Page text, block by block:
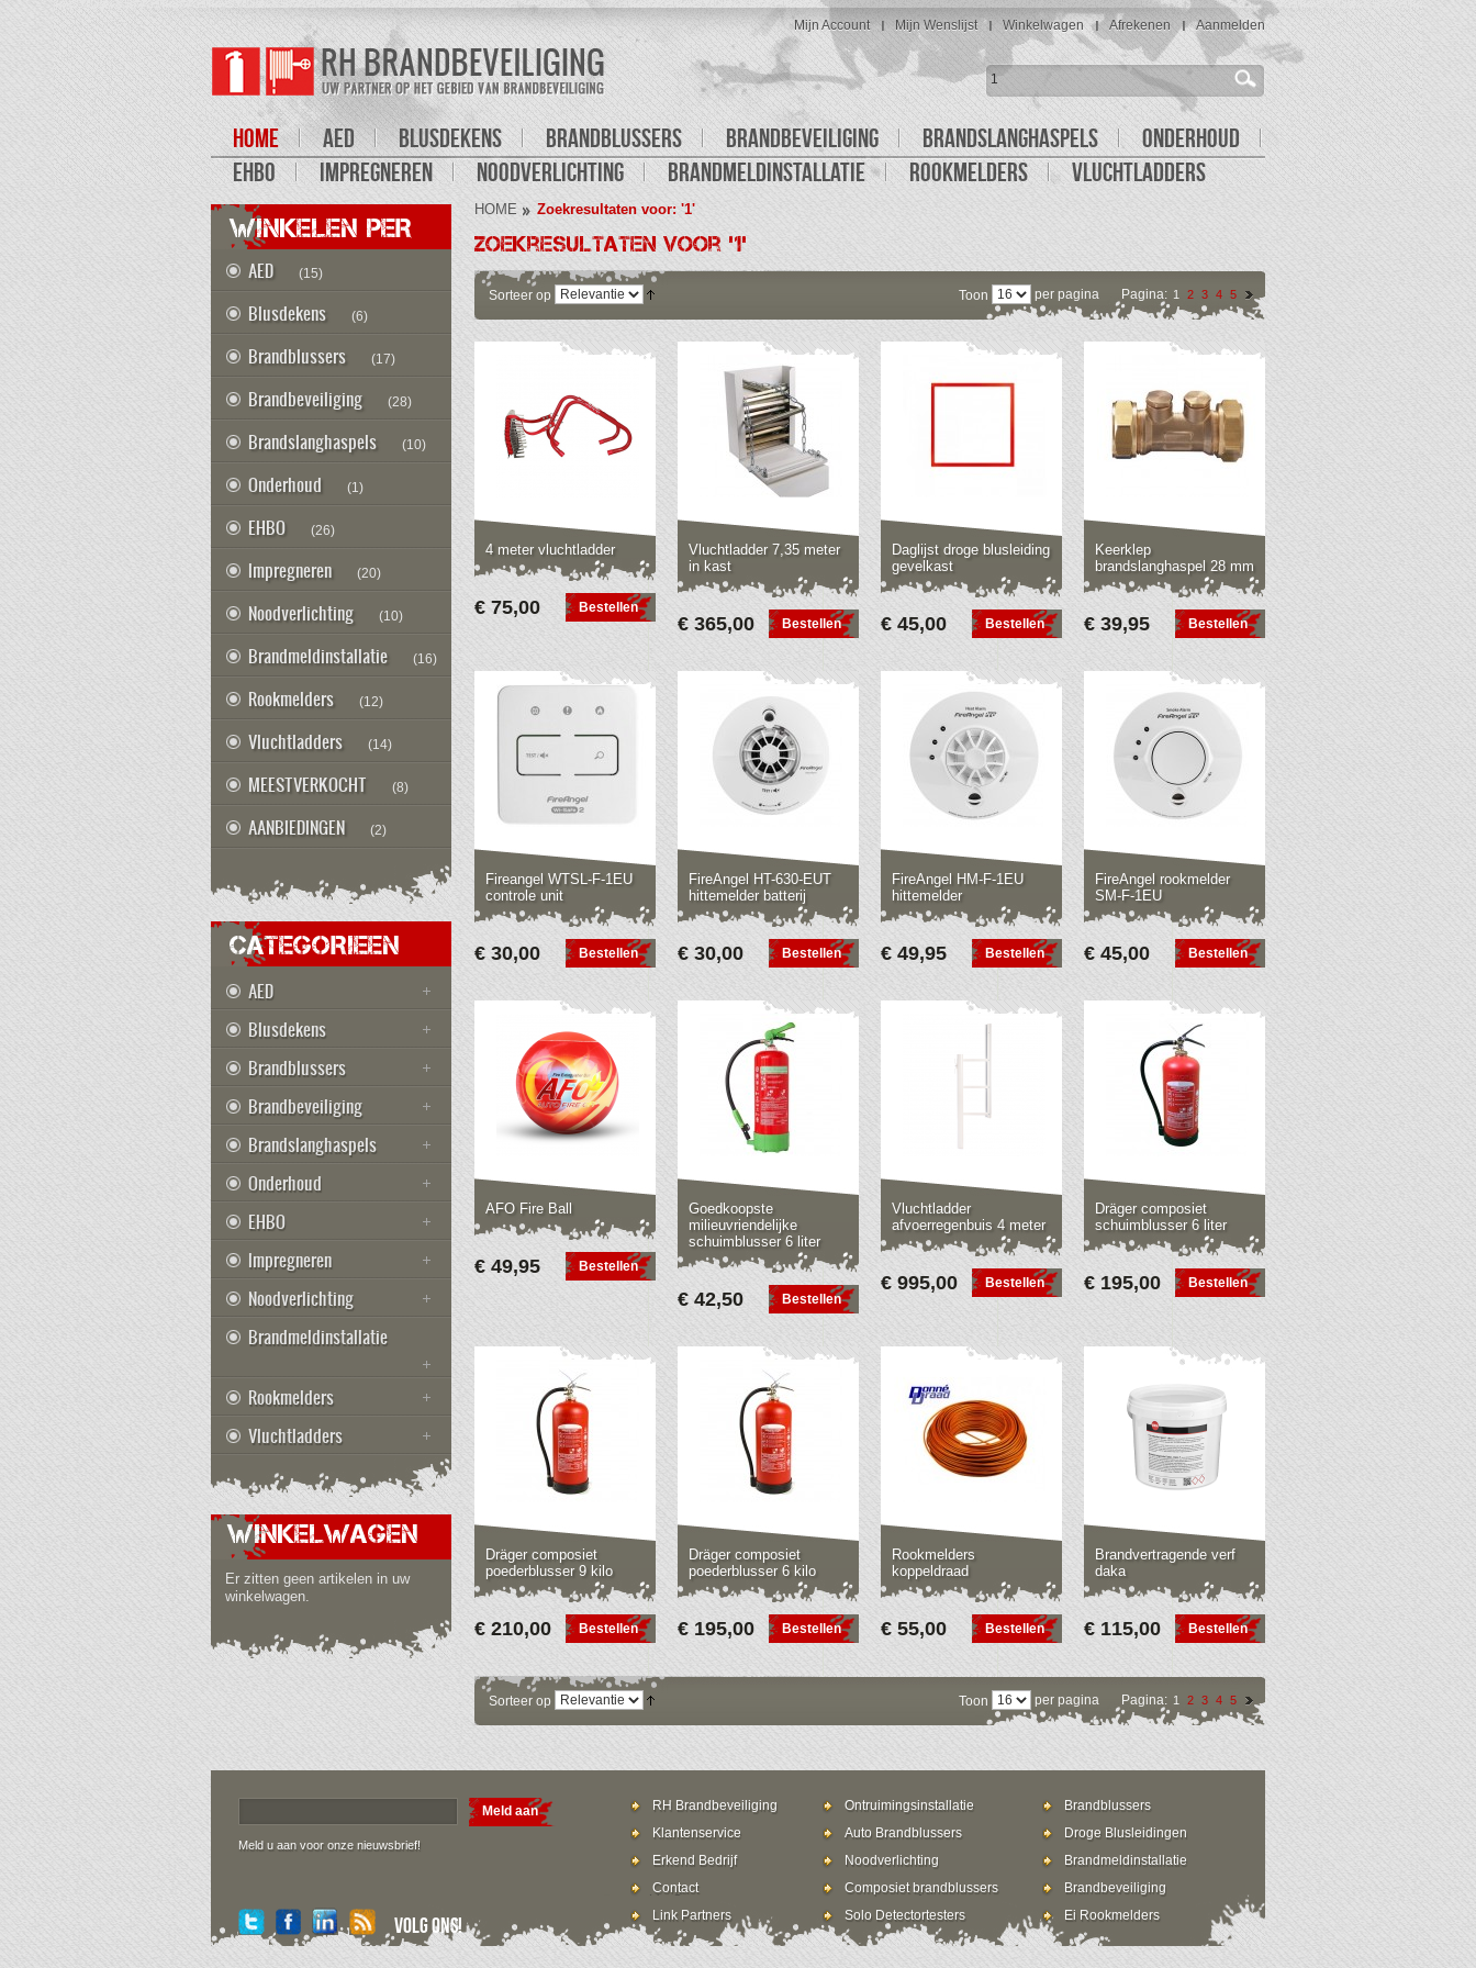
Mijn Account Mijn Wenslijst Winkelwagen Afrekenen Aanmelden
HOME AED BLUSDEKENS BRANDBLUSSERS BRANDBEVEILIGING BRANDSLANGHASPELS
ONDERHOUD
EHBO
IMPREGNEREN NOODVERLICHTING BRANDMELDINSTALLATIE ROOKMELDERS VLUCHTLADDERS
HOME Zoekresultaten voor: '1'
Zoekresultaten voor '1'
Pagina: 1 2 3 4 5
Toon per pagina
Sorteer op
4 meter vluchtladder
€ 75,00 Bestellen
Vluchtladder 7,35 meter
in kast
€ 365,00 Bestellen
Daglijst droge blusleiding
gevelkast
€ 45,00 Bestellen
Keerklep
brandslanghaspel 28 mm
€ 39,95 Bestellen
Fireangel WTSL-F-1EU
controle unit
€ 30,00 Bestellen
FireAngel HT-630-EUT
hittemelder batterij
€ 30,00 Bestellen
FireAngel HM-F-1EU
hittemelder
€ 49,95 Bestellen
FireAngel rookmelder
SM-F-1EU
€ 45,00 Bestellen
AFO Fire Ball
€ 49,95 Bestellen
Goedkoopste
milieuvriendelijke
schuimblusser 6 liter
€ 42,50 Bestellen
Vluchtladder
afvoerregenbuis 4 meter
€ 995,00 Bestellen
Dräger composiet
schuimblusser 6 liter
€ 195,00 Bestellen
Dräger composiet
poederblusser 9 kilo
€ 210,00 Bestellen
Dräger composiet
poederblusser 6 kilo
€ 195,00 Bestellen
Rookmelders
koppeldraad
€ 55,00 Bestellen
Brandvertragende verf
daka
€ 115,00 Bestellen
Pagina: 1 2 3 4 5
Toon per pagina
Sorteer op
WINKELEN PER
AED (15)
Blusdekens (6)
Brandblussers (17)
Brandbeveiliging (28)
Brandslanghaspels (10)
Onderhoud (1)
EHBO (26)
Impregneren (20)
Noodverlichting (10)
Brandmeldinstallatie (16)
Rookmelders (12)
Vluchtladders (14)
MEESTVERKOCHT (8)
AANBIEDINGEN (2)
CATEGORIEEN
AED
Blusdekens
Brandblussers
Brandbeveiliging
Brandslanghaspels
Onderhoud
EHBO
Impregneren
Noodverlichting
Brandmeldinstallatie
Rookmelders
Vluchtladders
WINKELWAGEN
Er zitten geen artikelen in uw
winkelwagen.
Meld aan
Meld u aan voor onze nieuwsbrief!
RH Brandbeveiliging
Klantenservice
Erkend Bedrijf
Contact
Link Partners
Ontruimingsinstallatie
Auto Brandblussers
Noodverlichting
Composiet brandblussers
Solo Detectortesters
Brandblussers
Droge Blusleidingen
Brandmeldinstallatie
Brandbeveiliging
Ei Rookmelders
Volg ons!